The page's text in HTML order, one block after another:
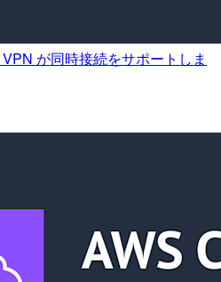
が同時接続をサポートしま